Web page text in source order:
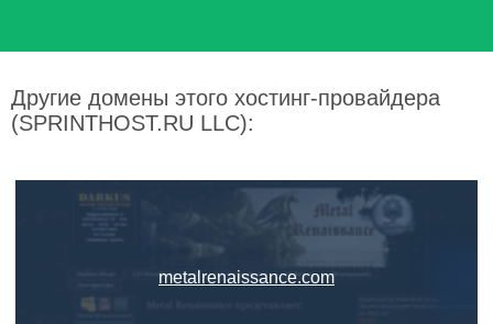
Другие домены этого хостинг-провайдера
(SPRINTHOST.RU LLC):
metalrenaissance.com